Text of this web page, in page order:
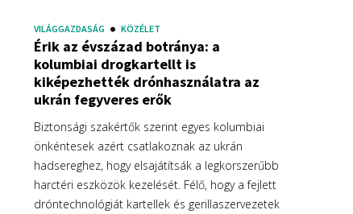
VILÁGGAZDASÁG KÖZÉLET
Érik az évszázad botránya: a
kolumbiai drogkartellt is
kiképezhették drónhasználatra az
ukrán fegyveres erők
Biztonsági szakértők szerint egyes kolumbiai
önkéntesek azért csatlakoznak az ukrán
hadsereghez, hogy elsajátítsák a legkorszerűbb
harctéri eszközök kezelését. Félő, hogy a fejlett
dróntechnológiát kartellek és gerillaszervezetek